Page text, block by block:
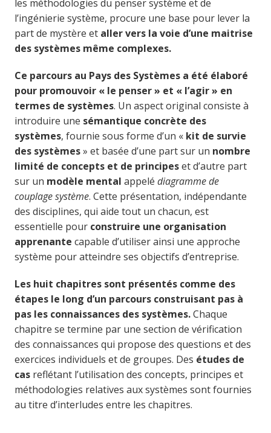
les méthodologies du penser système et de
l’ingénierie système, procure une base pour lever la
part de mystère et aller vers la voie d’une maitrise
des systèmes même complexes.
Ce parcours au Pays des Systèmes a été élaboré
pour promouvoir « le penser » et « l’agir » en
termes de systèmes. Un aspect original consiste à
introduire une sémantique concrète des
systèmes, fournie sous forme d’un «kit de survie
des systèmes» et basée d’une part sur un nombre
limité de concepts et de principeset d’autre part
sur un modèle mental appelé diagramme de
couplage système. Cette présentation, indépendante
des disciplines, qui aide tout un chacun, est
essentielle pourconstruire une organisation
apprenante capable d’utiliser ainsi une approche
système pour atteindre ses objectifs d’entreprise.
Les huit chapitres sont présentés comme des
étapes le long d’un parcours construisant pas à
pas les connaissances des systèmes.Chaque
chapitre se termine par une section de vérification
des connaissances qui propose des questions et des
exercices individuels et de groupes. Des études de
casreflétant l’utilisation des concepts, principes et
méthodologies relatives aux systèmes sont fournies
au titre d’interludes entre les chapitres.